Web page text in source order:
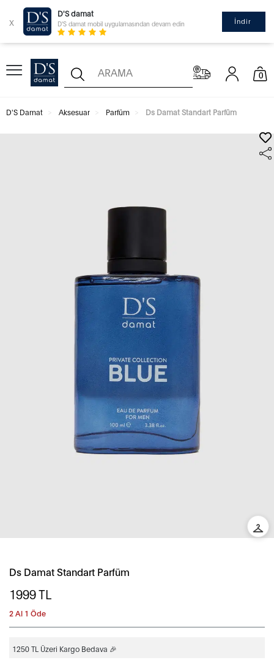
x
D'S damat
D'S damat mobil uygulamasından devam edin İndir
0
D'S Damat Aksesuar Parfüm Ds Damat Standart Parfüm
Ds Damat Standart Parfüm
1999TL
2 Al 1 Öde
1250 TL Üzeri Kargo Bedava 🎉